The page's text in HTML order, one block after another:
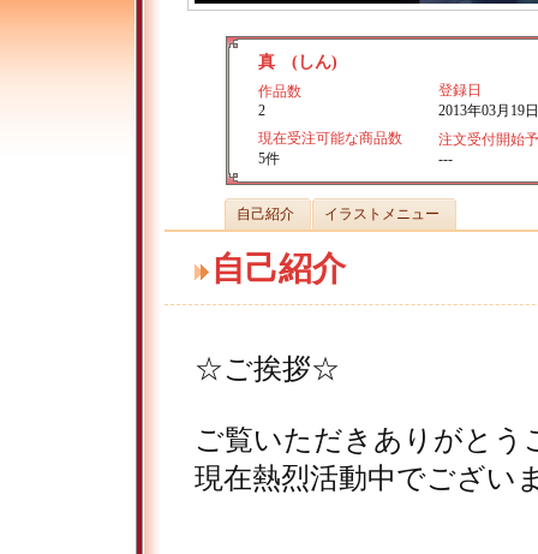
真 (しん)
作品数
2
登録日
2013年03月19日
現在受注可能な商品数
5件
注文受付開始
---
自己紹介 イラストメニュー
自己紹介
☆ご挨拶☆
ご覧いただきありがとう
現在熱烈活動中でござい